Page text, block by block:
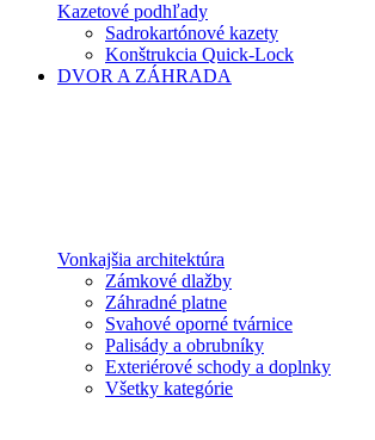
Kazetové podhľady
Sadrokartónové kazety
Konštrukcia Quick-Lock
DVOR A ZÁHRADA
Vonkajšia architektúra
Zámkové dlažby
Záhradné platne
Svahové oporné tvárnice
Palisády a obrubníky
Exteriérové schody a doplnky
Všetky kategórie